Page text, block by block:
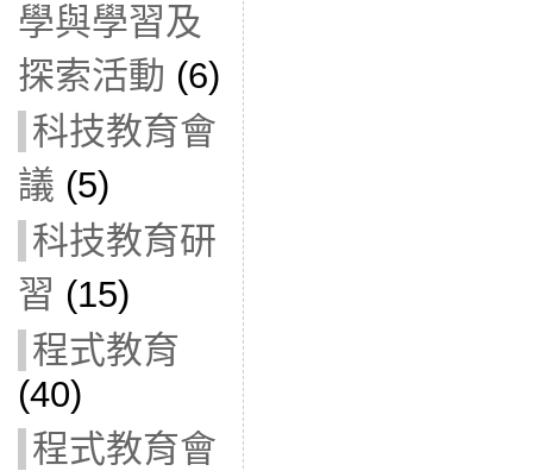
學與學習及
探索活動 (6)
科技教育會
議 (5)
科技教育研
習 (15)
程式教育
(40)
程式教育會